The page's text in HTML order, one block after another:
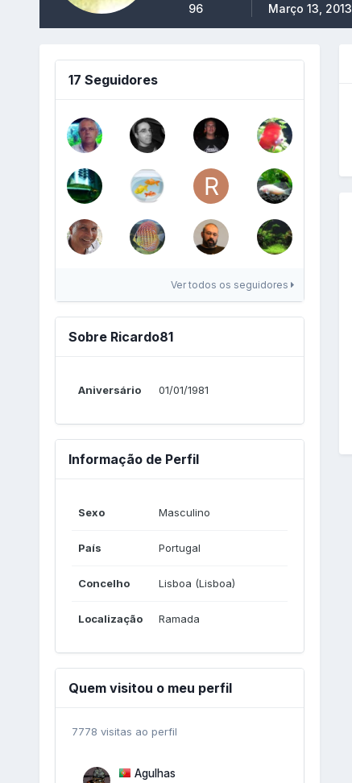
96 Março 13, 2013
17 Seguidores
Ver todos os seguidores
Sobre Ricardo81
Aniversário 01/01/1981
Informação de Perfil
Sexo Masculino
País Portugal
Concelho Lisboa (Lisboa)
Localização Ramada
Quem visitou o meu perfil
7778 visitas ao perfil
Agulhas